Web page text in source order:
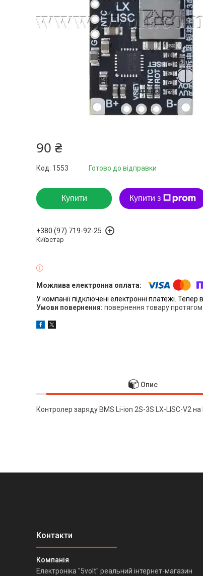
90 ₴
Готово до відправки
Код: 1553
Купити Купити з
+380 (97) 719-92-25
Київстар
У компанії підключені електронні платежі.
повернення товару протягом
Опис
Контролер заряду BMS Li-ion 2S-3S LX-LISC-V2
Електроніка "5volt" реальний інтернет-магазин